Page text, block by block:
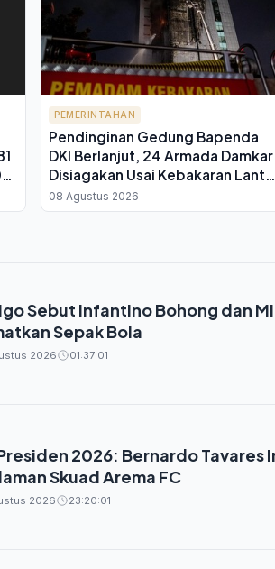
PEMERINTAHAN
Pendinginan Gedung Bapenda
DKI Berlanjut, 24 Armada Damkar
Disiagakan Usai Kebakaran Lantai
11
08 Agustus 2026
Sebut Infantino Bohong dan
Sepak Bola
2026 01:37:01
2026: Bernardo Tavares
Skuad Arema FC
2026 23:20:01